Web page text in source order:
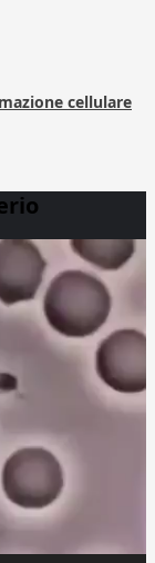
cellulare